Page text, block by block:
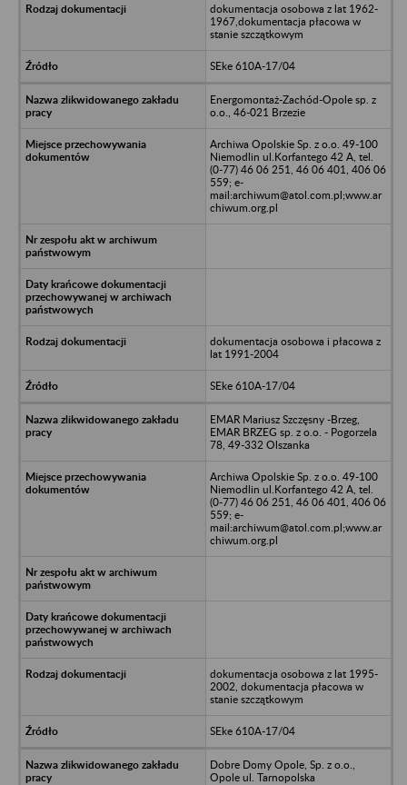
dokumentacja osobowa z lat 1962-
1967,dokumentacja płacowa w
stanie szczątkowym
SEke 610A-17/04
Energomontaż-Zachód-Opole sp. z
o.o., 46-021 Brzezie
Archiwa Opolskie Sp. z o.o. 49-100
Niemodlin ul.Korfantego 42 A, tel.
(0-77) 46 06 251, 46 06 401, 406 06
559; e-
mail:archiwum@atol.com.pl;www.ar
chiwum.org.pl
dokumentacja osobowa i płacowa z
lat 1991-2004
SEke 610A-17/04
EMAR Mariusz Szczęsny -Brzeg,
EMAR BRZEG sp. z o.o. - Pogorzela
78, 49-332 Olszanka
Archiwa Opolskie Sp. z o.o. 49-100
Niemodlin ul.Korfantego 42 A, tel.
(0-77) 46 06 251, 46 06 401, 406 06
559; e-
mail:archiwum@atol.com.pl;www.ar
chiwum.org.pl
dokumentacja osobowa z lat 1995-
2002, dokumentacja płacowa w
stanie szczątkowym
SEke 610A-17/04
Dobre Domy Opole, Sp. z o.o.,
Opole ul. Tarnopolska